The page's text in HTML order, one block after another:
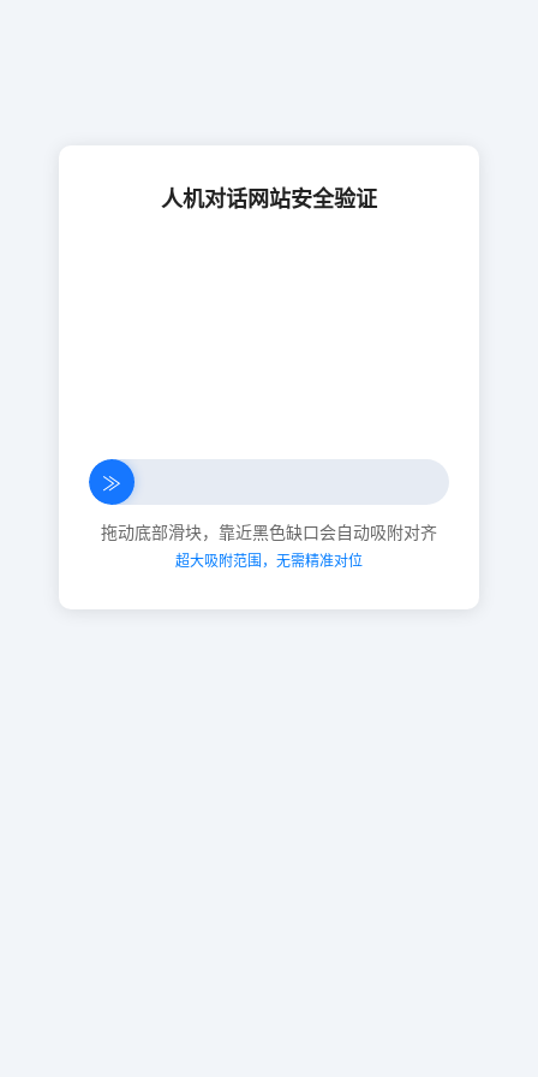
人机对话网站安全验证
≫
拖动底部滑块，靠近黑色缺口会自动吸附对齐
超大吸附范围，无需精准对位